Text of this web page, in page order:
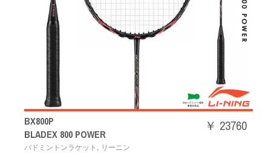
BX800P
BLADEX 800 POWER
バドミントンラケット , リーニン
￥ 23760